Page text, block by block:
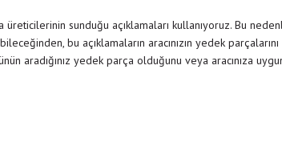
sunduğu açıklamaları kullanıyoruz. Bu
bu açıklamaların aracınızın yedek
aradığınız yedek parça olduğunu veya aracınıza